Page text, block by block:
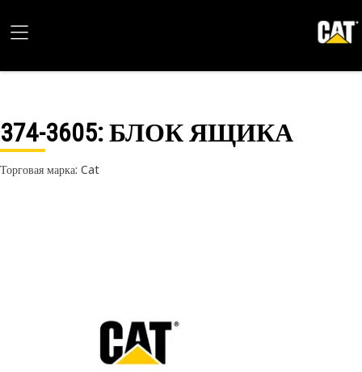
374-3605: БЛОК ЯЩИКА
Торговая марка: Cat